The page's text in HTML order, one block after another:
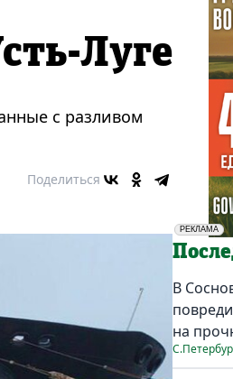
Луге
с разливом
Поделиться
РЕКЛАМА
В
на